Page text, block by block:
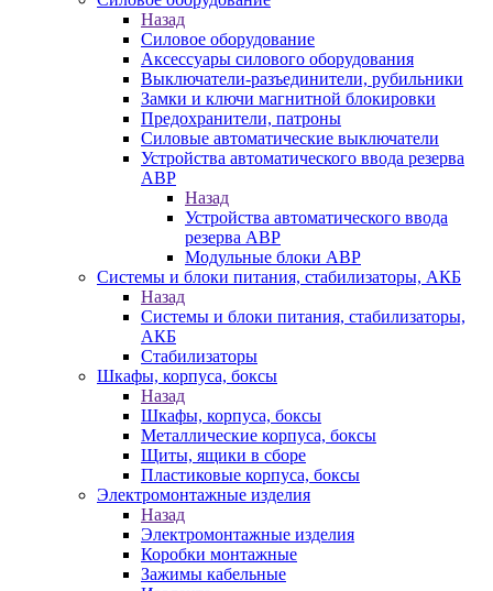
Назад
Силовое оборудование
Аксессуары силового оборудования
Выключатели-разъединители, рубильники
Замки и ключи магнитной блокировки
Предохранители, патроны
Силовые автоматические выключатели
Устройства автоматического ввода резерва
АВР
Назад
Устройства автоматического ввода
резерва АВР
Модульные блоки АВР
Системы и блоки питания, стабилизаторы, АКБ
Назад
Системы и блоки питания, стабилизаторы,
АКБ
Стабилизаторы
Шкафы, корпуса, боксы
Назад
Шкафы, корпуса, боксы
Металлические корпуса, боксы
Щиты, ящики в сборе
Пластиковые корпуса, боксы
Электромонтажные изделия
Назад
Электромонтажные изделия
Коробки монтажные
Зажимы кабельные